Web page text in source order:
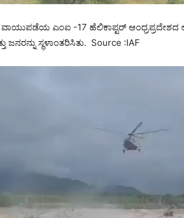
ಎಂಐ -17 ಹೆಲಿಕಾಪ್ಟರ್ ಆಂಧ್ರಪ್ರದೇಶದ
ಜನರನ್ನು ಸ್ಥಳಾಂತರಿಸಿತು. Source :IAF